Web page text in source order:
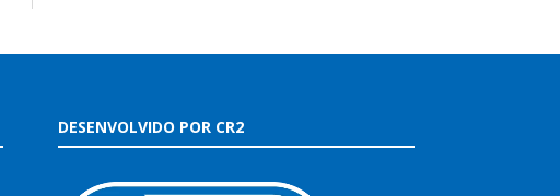
DESENVOLVIDO POR CR2